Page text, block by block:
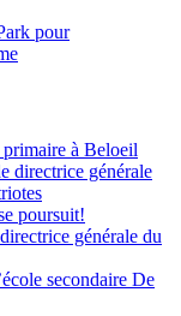
pour
primaire à Beloeil
directrice générale
poursuit!
générale du
secondaire De